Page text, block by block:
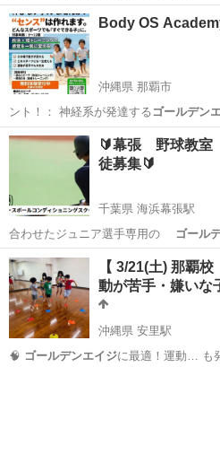
「…
沖縄 那覇市 かけっこ ゴー
Body OS
沖縄県 那覇市
ント！： 神経系が発達するゴールデン
「…
沖縄 那覇市 体操 ゴールデ
🔰幕張 野球教室
徒募集🔰
千葉県 海浜幕張駅
合わせたジュニア選手専用の
ゴール
にある！ ●…
千葉 千葉市 海浜幕張駅 野
【 3/21(土) 那覇
動が苦手・嫌い
沖縄県 安里駅
🧠 ゴールデンエイジに最適！運動… も